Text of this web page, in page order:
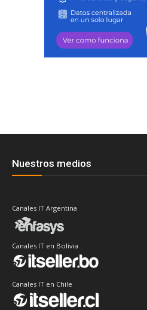
Nuestros medios
Canales IT Argentina
Canales IT en Bolivia
Canales IT en Chile